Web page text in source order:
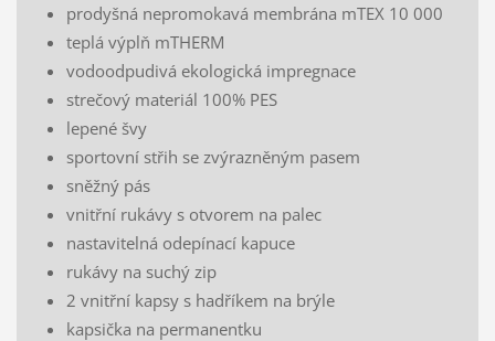
prodyšná nepromokavá membrána mTEX 10 000
teplá výplň mTHERM
vodoodpudivá ekologická impregnace
strečový materiál 100% PES
lepené švy
sportovní střih se zvýrazněným pasem
sněžný pás
vnitřní rukávy s otvorem na palec
nastavitelná odepínací kapuce
rukávy na suchý zip
2 vnitřní kapsy s hadříkem na brýle
kapsička na permanentku